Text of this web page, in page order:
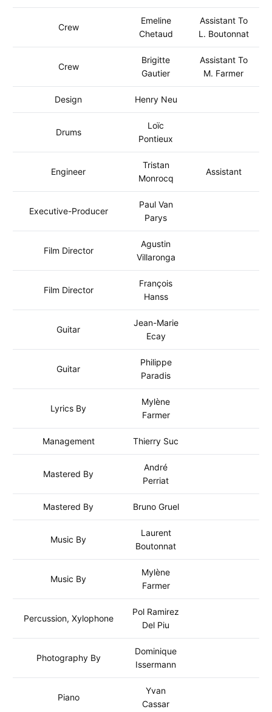
Crew
Emeline
Chetaud
Assistant To
L. Boutonnat
Crew
Brigitte
Gautier
Assistant To
M. Farmer
Design Henry Neu
Drums
Loïc
Pontieux
Engineer
Tristan
Monrocq
Assistant
Executive-Producer
Paul Van
Parys
Film Director
Agustin
Villaronga
Film Director
François
Hanss
Guitar
Jean-Marie
Ecay
Guitar
Philippe
Paradis
Lyrics By
Mylène
Farmer
Management Thierry Suc
Mastered By
André
Perriat
Mastered By Bruno Gruel
Music By
Laurent
Boutonnat
Music By
Mylène
Farmer
Percussion, Xylophone
Pol Ramirez
Del Piu
Photography By
Dominique
Issermann
Piano
Yvan
Cassar